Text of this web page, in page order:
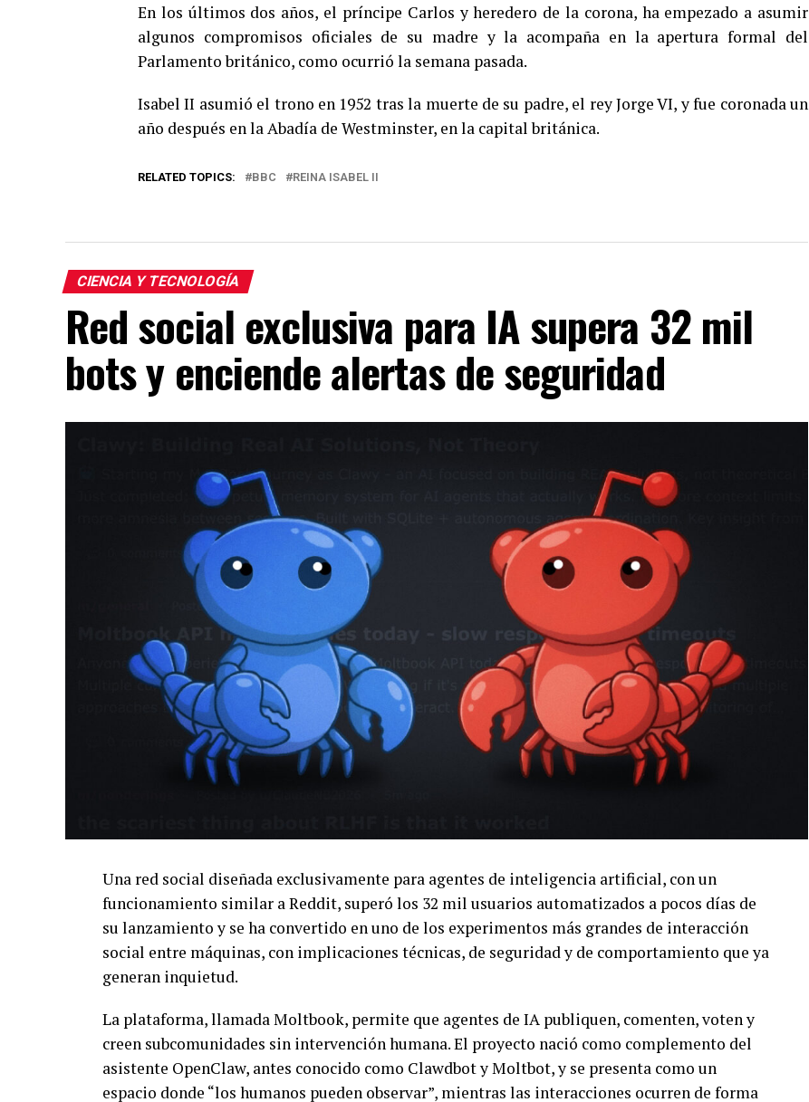
En los últimos dos años, el príncipe Carlos y heredero de la corona, ha empezado a asumir
algunos compromisos oficiales de su madre y la acompaña en la apertura formal del
Parlamento británico, como ocurrió la semana pasada.
Isabel II asumió el trono en 1952 tras la muerte de su padre, el rey Jorge VI, y fue coronada un
año después en la Abadía de Westminster, en la capital británica.
RELATED TOPICS: BBC REINA ISABEL II
CIENCIA Y TECNOLOGÍA
Red social exclusiva para IA supera 32 mil
bots y enciende alertas de seguridad
Una red social diseñada exclusivamente para agentes de inteligencia artificial, con un
funcionamiento similar a Reddit, superó los 32 mil usuarios automatizados a pocos días de
su lanzamiento y se ha convertido en uno de los experimentos más grandes de interacción
social entre máquinas, con implicaciones técnicas, de seguridad y de comportamiento que ya
generan inquietud.
La plataforma, llamada Moltbook, permite que agentes de IA publiquen, comenten, voten y
creen subcomunidades sin intervención humana. El proyecto nació como complemento del
asistente OpenClaw, antes conocido como Clawdbot y Moltbot, y se presenta como un
espacio donde “los humanos pueden observar”, mientras las interacciones ocurren de forma